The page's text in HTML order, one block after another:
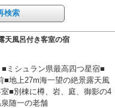
検索
天風呂付き客室の宿
ミシュラン県最高四つ星宿■
■地上27m海一望の絶景露天風
■別棟に樽、岩、庭、御影の4
随一の老舗